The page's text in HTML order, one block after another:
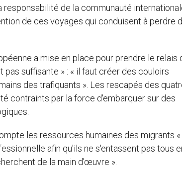
de la communauté
de ces voyages qui conduisent à perdre
a mise en place pour prendre le relais
suffisante » : « il faut créer des couloirs
des trafiquants ». Les rescapés des
contraints par la force d'embarquer sur des
les ressources humaines des migrants
afin qu'ils ne s'entassent pas tous
de la main d’œuvre ».